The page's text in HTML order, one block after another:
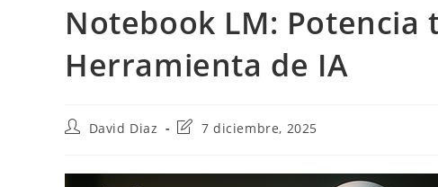
Notebook LM: Potencia
Herramienta de IA
Autor
entrada:
David Diaz
Última
la
7 diciembre, 2025